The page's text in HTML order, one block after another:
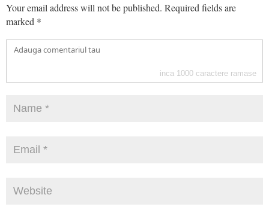
Your email address will not be published. Required fields are
marked *
inca 1000 caractere ramase